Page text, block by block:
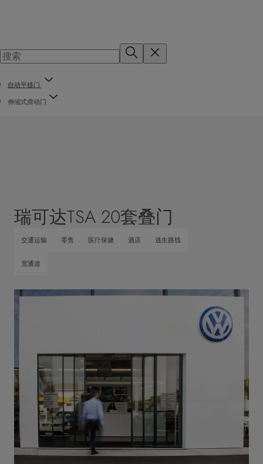
自动平移门
伸缩式滑动门
瑞可达TSA 20套叠门
交通运输 零售 医疗保健 酒店 逃生路线
宽通道